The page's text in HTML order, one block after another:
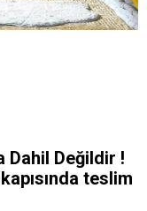
Dahil Değildir !
teslim